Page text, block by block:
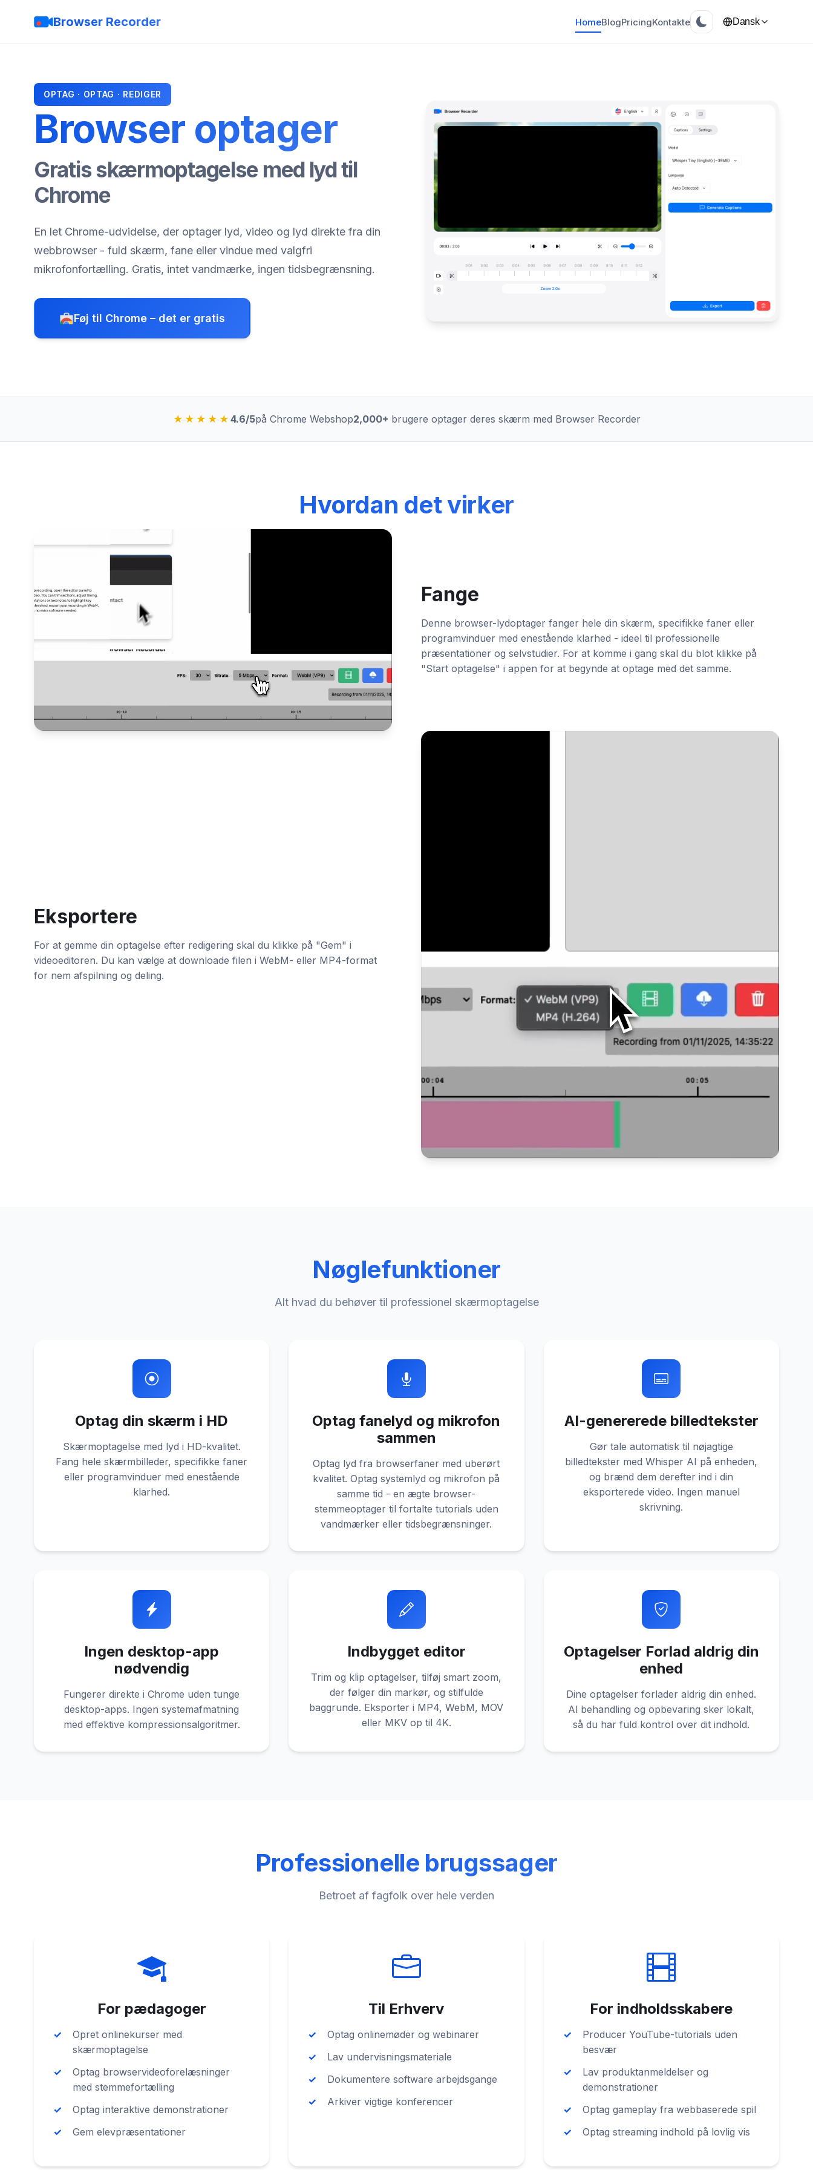
Browser Recorder HomeBlogPricingKontakte Dansk
OPTAG · OPTAG · REDIGER
Browser optager
Gratis skærmoptagelse med lyd til
Chrome
En let Chrome-udvidelse, der optager lyd, video og lyd direkte fra din
webbrowser - fuld skærm, fane eller vindue med valgfri
mikrofonfortælling. Gratis, intet vandmærke, ingen tidsbegrænsning.
Føj til Chrome – det er gratis
★★★★★ 4.6/5på Chrome Webshop2,000+ brugere optager deres skærm med Browser Recorder
Hvordan det virker
Fange
Denne browser-lydoptager fanger hele din skærm, specifikke faner eller
programvinduer med enestående klarhed - ideel til professionelle
præsentationer og selvstudier. For at komme i gang skal du blot klikke på
"Start optagelse" i appen for at begynde at optage med det samme.
Eksportere
For at gemme din optagelse efter redigering skal du klikke på "Gem" i
videoeditoren. Du kan vælge at downloade filen i WebM- eller MP4-format
for nem afspilning og deling.
Nøglefunktioner
Alt hvad du behøver til professionel skærmoptagelse
Optag din skærm i HD
Skærmoptagelse med lyd i HD-kvalitet.
Fang hele skærmbilleder, specifikke faner
eller programvinduer med enestående
klarhed.
Optag fanelyd og mikrofon
sammen
Optag lyd fra browserfaner med uberørt
kvalitet. Optag systemlyd og mikrofon på
samme tid - en ægte browser-
stemmeoptager til fortalte tutorials uden
vandmærker eller tidsbegrænsninger.
AI-genererede billedtekster
Gør tale automatisk til nøjagtige
billedtekster med Whisper AI på enheden,
og brænd dem derefter ind i din
eksporterede video. Ingen manuel
skrivning.
Ingen desktop-app
nødvendig
Fungerer direkte i Chrome uden tunge
desktop-apps. Ingen systemafmatning
med effektive kompressionsalgoritmer.
Indbygget editor
Trim og klip optagelser, tilføj smart zoom,
der følger din markør, og stilfulde
baggrunde. Eksporter i MP4, WebM, MOV
eller MKV op til 4K.
Optagelser Forlad aldrig din
enhed
Dine optagelser forlader aldrig din enhed.
Al behandling og opbevaring sker lokalt,
så du har fuld kontrol over dit indhold.
Professionelle brugssager
Betroet af fagfolk over hele verden
For pædagoger
Opret onlinekurser med
skærmoptagelse
Optag browservideoforelæsninger
med stemmefortælling
Optag interaktive demonstrationer
Gem elevpræsentationer
Til Erhverv
Optag onlinemøder og webinarer
Lav undervisningsmateriale
Dokumentere software arbejdsgange
Arkiver vigtige konferencer
For indholdsskabere
Producer YouTube-tutorials uden
besvær
Lav produktanmeldelser og
demonstrationer
Optag gameplay fra webbaserede spil
Optag streaming indhold på lovlig vis